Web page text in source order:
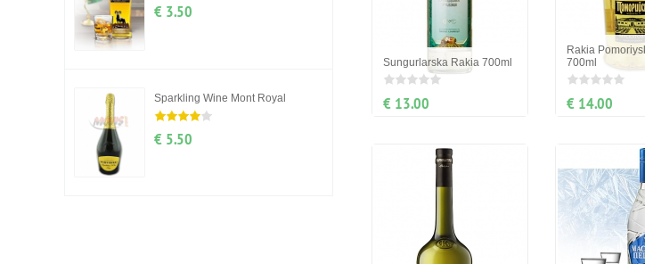
€ 3.50
Sparkling Wine Mont Royal
€ 5.50
Sungurlarska Rakia 700ml
€ 13.00
Rakia
700ml
€ 14.00